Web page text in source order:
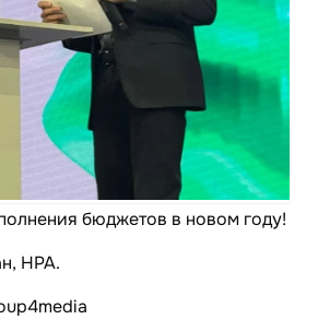
бюджетов в новом году!
НРА.